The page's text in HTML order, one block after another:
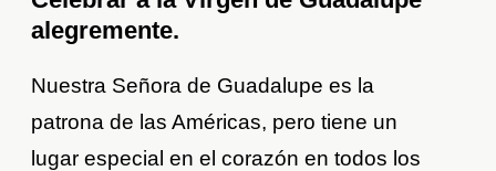
alegremente.
Nuestra Señora de Guadalupe es la
patrona de las Américas, pero tiene un
lugar especial en el corazón en todos los